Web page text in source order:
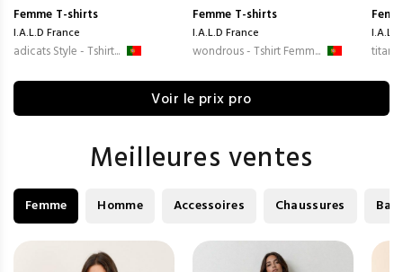
Femme T-shirts
I.A.L.D France
adicats Style - Tshirt...
Femme T-shirts
I.A.L.D France
wondrous - Tshirt Femm...
Voir le prix pro
Meilleures ventes
Femme Homme Accessoires Chaussures